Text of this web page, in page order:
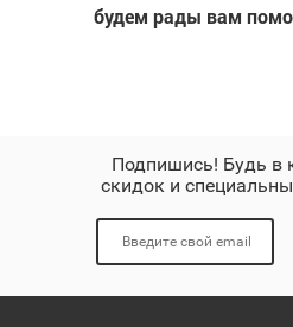
будем рады вам
Подпишись! Будь в
скидок и